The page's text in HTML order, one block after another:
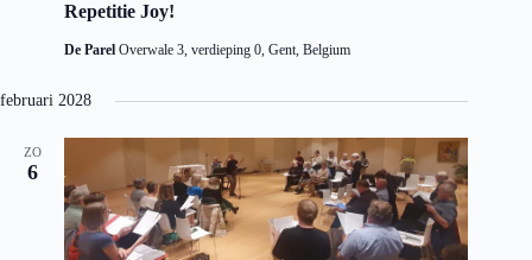
Repetitie Joy!
De Parel Overwale 3, verdieping 0, Gent, Belgium
februari 2028
ZO
6